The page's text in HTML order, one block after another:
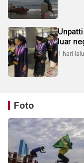
luar
1 hari lalu
Foto